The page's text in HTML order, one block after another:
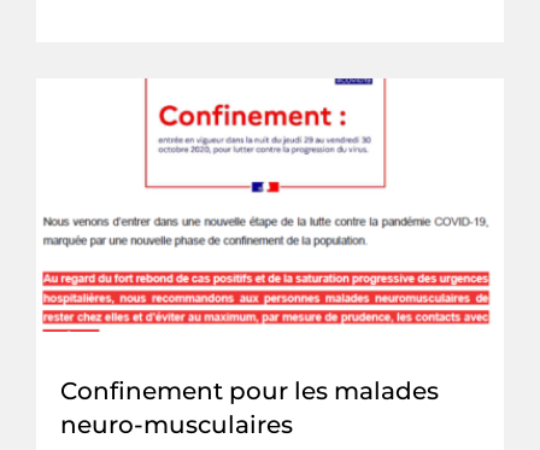
Confinement pour les malades
neuro-musculaires